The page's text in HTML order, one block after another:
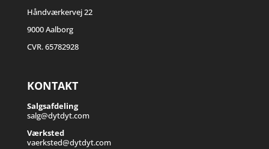
Håndværkervej 22
9000 Aalborg
CVR. 65782928
KONTAKT
Salgsafdeling
salg@dytdyt.com
Værksted
vaerksted@dytdyt.com